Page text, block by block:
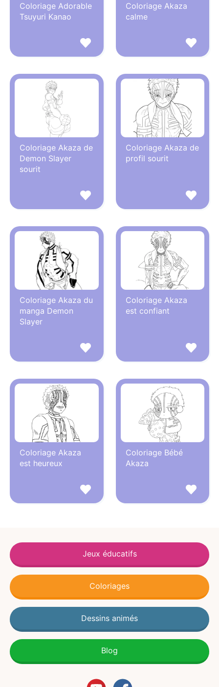
Coloriage Adorable
Tsuyuri Kanao
Coloriage Akaza
calme
Coloriage Akaza de
Demon Slayer
sourit
Coloriage Akaza de
profil sourit
Coloriage Akaza du
manga Demon
Slayer
Coloriage Akaza
est confiant
Coloriage Akaza
est heureux
Coloriage Bébé
Akaza
Jeux éducatifs
Coloriages
Dessins animés
Blog